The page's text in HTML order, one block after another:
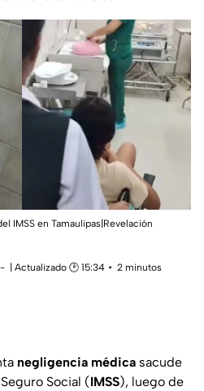
IMSS en Tamaulipas|Revelación
| Actualizado 🕑 15:34
2 minutos
negligencia médica sacude
Social (IMSS), luego de